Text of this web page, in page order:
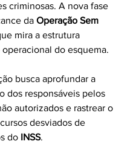
criminosas. A nova fase
da Operação Sem
mira a estrutura
do esquema.
busca aprofundar a
dos responsáveis pelos
autorizados e rastrear o
desviados de
do INSS.